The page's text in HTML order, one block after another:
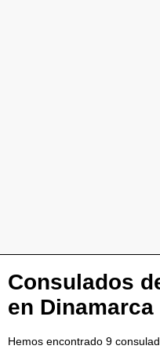
Consulados
en Dinamarca
Hemos encontrado 9